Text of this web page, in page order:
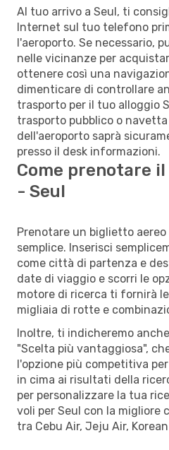
Al tuo arrivo a Seul, ti
Internet sul tuo telefono
l'aeroporto. Se necessario,
nelle vicinanze per
ottenere così una
dimenticare di controllare
trasporto per il tuo alloggio
trasporto pubblico o
dell'aeroporto saprà
presso il desk informazioni.
Come prenotare
- Seul
Prenotare un biglietto aereo
semplice. Inserisci
come città di partenza e
date di viaggio e scorri le
motore di ricerca ti fornirà
migliaia di rotte e
Inoltre, ti indicheremo
"Scelta più vantaggiosa",
l'opzione più competitiva
in cima ai risultati della
per personalizzare la tua
voli per Seul con la migliore
tra Cebu Air, Jeju Air,